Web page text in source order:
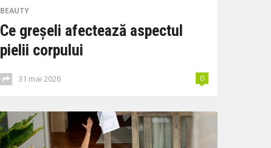
BEAUTY
Ce greșeli afectează aspectul
pielii corpului
31 mai 2026 0